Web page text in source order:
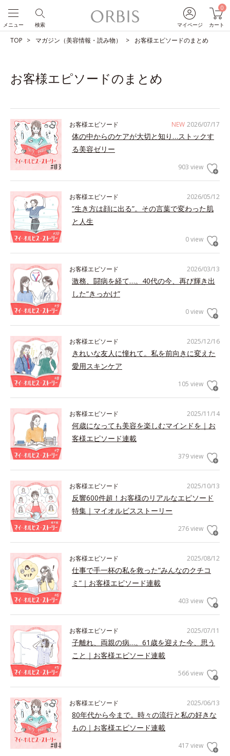
マイページ
0
カート
検索
メニュー
TOP マガジン（美容情報・読み物） お客様エピソードのまとめ
お客様エピソードのまとめ
NEW 2026/07/17
お客様エピソード
体の中からのケアが大切と知り…ストックす
る美容ゼリー
903 view
2026/05/12
お客様エピソード
”生き方は顔に出る”。その言葉で変わった肌
と人生
0 view
2026/03/13
お客様エピソード
激務、闘病を経て…。40代の今、再び輝き出
した“きっかけ”
0 view
2025/12/16
お客様エピソード
きれいな友人に憧れて。私を前向きに変えた
愛用スキンケア
105 view
2025/11/14
お客様エピソード
何歳になっても美容を楽しむマインドを｜お
客様エピソード連載
379 view
2025/10/13
お客様エピソード
反響600件超！お客様のリアルなエピソード
特集｜マイオルビスストーリー
276 view
2025/08/12
お客様エピソード
仕事で手一杯の私を救った“みんなのクチコ
ミ”｜お客様エピソード連載
403 view
2025/07/11
お客様エピソード
子離れ、両親の病…。61歳を迎えた今、思う
こと｜お客様エピソード連載
566 view
2025/06/13
お客様エピソード
80年代から今まで。時々の流行と私の好きな
もの｜お客様エピソード連載
417 view